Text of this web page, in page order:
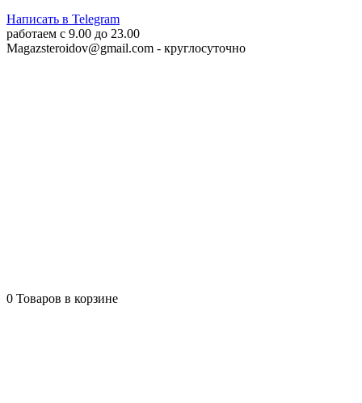
Написать в Telegram
работаем c 9.00 до 23.00
Magazsteroidov@gmail.com - круглосуточно
0 Товаров в корзине